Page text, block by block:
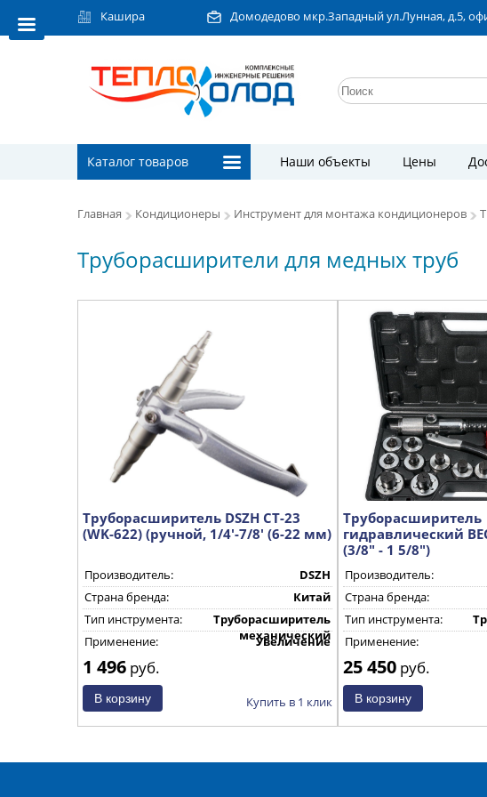
Кашира Домодедово мкр.Западный ул.Лунная, д.5,
Каталог товаров Наши объекты Цены
Главная Кондиционеры Инструмент для монтажа кондиционеров
Труборасширители для медных труб
Труборасширитель DSZH CT-23
(WK-622) (ручной, 1/4'-7/8' (6-22 мм)
Производитель:
DSZH
Страна бренда:
Китай
Тип инструмента:
Труборасширитель
механический
Применение:
Увеличение
1 496 руб.
Купить в 1 клик
Труборасширитель
гидравлический
(3/8" - 1 5/8")
Производитель:
Страна бренда:
Тип инструмента:
Применение:
25 450руб.